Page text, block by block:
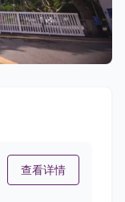
查看详情